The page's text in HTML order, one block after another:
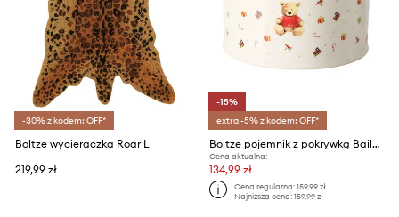
-30% z kodem: OFF*
Boltze wycieraczka Roar L
219,99 zł
-15%
extra -5% z kodem: OFF*
Boltze pojemnik z pokrywką Bailey 15 x 18 cm
Cena aktualna:
134,99 zł
Cena regularna:159,99 zł
Najniższa cena:159,99 zł